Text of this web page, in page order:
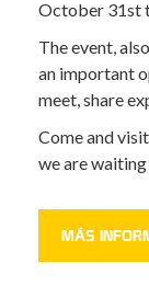
October 31st
The event,
an important
meet, share
Come and
we are
MÁS